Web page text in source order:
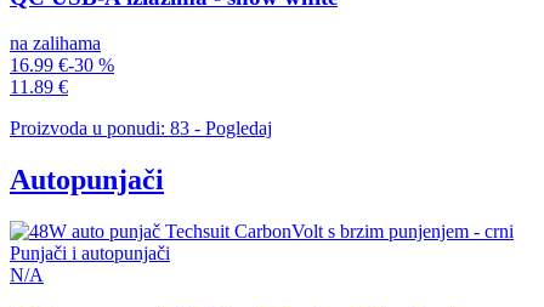
na zalihama
16.99 €-30 %
11.89 €
Proizvoda u ponudi: 83 - Pogledaj
Autopunjači
Punjači i autopunjači
N/A